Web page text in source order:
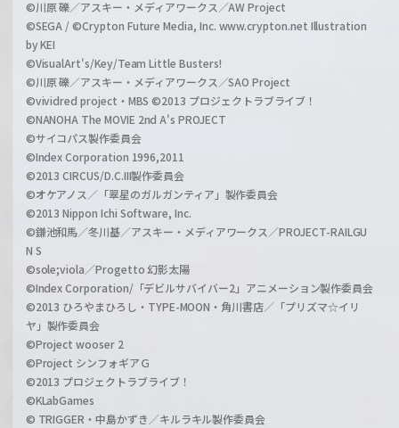
©川原 礫／アスキー・メディアワークス／AW Project
©SEGA / ©Crypton Future Media, Inc. www.crypton.net Illustration
by KEI
©VisualArt's/Key/Team Little Busters!
©川原 礫／アスキー・メディアワークス／SAO Project
©vividred project・MBS ©2013 プロジェクトラブライブ！
©NANOHA The MOVIE 2nd A's PROJECT
©サイコパス製作委員会
©Index Corporation 1996,2011
©2013 CIRCUS/D.C.III製作委員会
©オケアノス／「翠星のガルガンティア」製作委員会
©2013 Nippon Ichi Software, Inc.
©鎌池和馬／冬川基／アスキー・メディアワークス／PROJECT-RAILGU
N S
©sole;viola／Progetto 幻影太陽
©Index Corporation/「デビルサバイバー2」アニメーション製作委員会
©2013 ひろやまひろし・TYPE-MOON・角川書店／「プリズマ☆イリ
ヤ」製作委員会
©Project wooser 2
©Project シンフォギアＧ
©2013 プロジェクトラブライブ！
©KLabGames
© TRIGGER・中島かずき／キルラキル製作委員会